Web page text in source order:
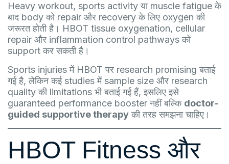
Heavy workout, sports activity या muscle fatigue के
बाद body को repair और recovery के लिए oxygen की
जरूरत होती है। HBOT tissue oxygenation, cellular
repair और inflammation control pathways को
support कर सकती है।
Sports injuries में HBOT पर research promising बताई
गई है, लेकिन कई studies में sample size और research
quality की limitations भी बताई गई हैं, इसलिए इसे
guaranteed performance booster नहीं बल्कि doctor-
guided supportive therapyकी तरह समझना चाहिए।
HBOT Fitness और